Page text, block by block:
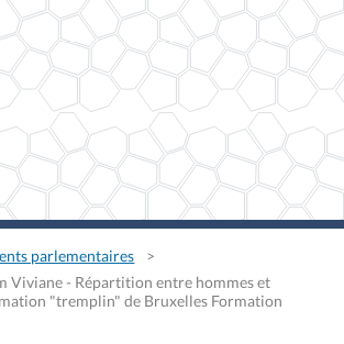
parlementaires
Viviane - Répartition entre hommes et
"tremplin" de Bruxelles Formation